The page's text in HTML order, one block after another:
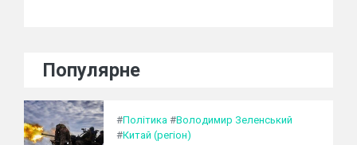
Популярне
#Політика #Володимир Зеленський
#Китай (регіон)